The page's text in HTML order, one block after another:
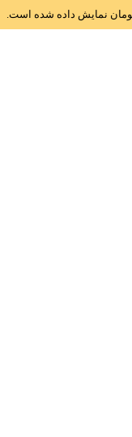
نمایش داده شده است.